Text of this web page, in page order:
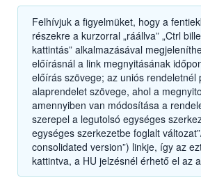
Felhívjuk a figyelmüket, hogy a
részekre a kurzorral „ráállva” „Ctrl
kattintás” alkalmazásával
előírásnál a link megnyitásának
előírás szövege; az uniós rendeletnél
alaprendelet szövege, ahol a
amennyiben van módosítása a
szerepel a legutolsó egységes
egységes szerkezetbe foglalt
consolidated version”) linkje, így az
kattintva, a HU jelzésnél érhető el az